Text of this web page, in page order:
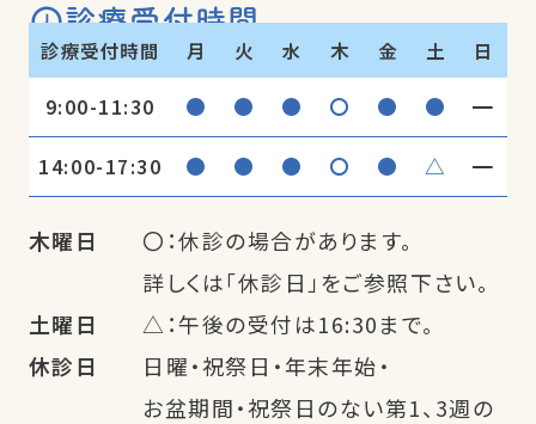
診療受付時間
診療受付時間 月 火 水 木 金 土 日
9:00-11:30 ● ● ● 〇 ● ● ━
14:00-17:30 ● ● ● 〇 ● △ ━
木曜日
〇：休診の場合があります。
詳しくは「休診日」をご参照下さい。
土曜日
△：午後の受付は16:30まで。
休診日
日曜・祝祭日・年末年始・
お盆期間・祝祭日のない第1、3週の